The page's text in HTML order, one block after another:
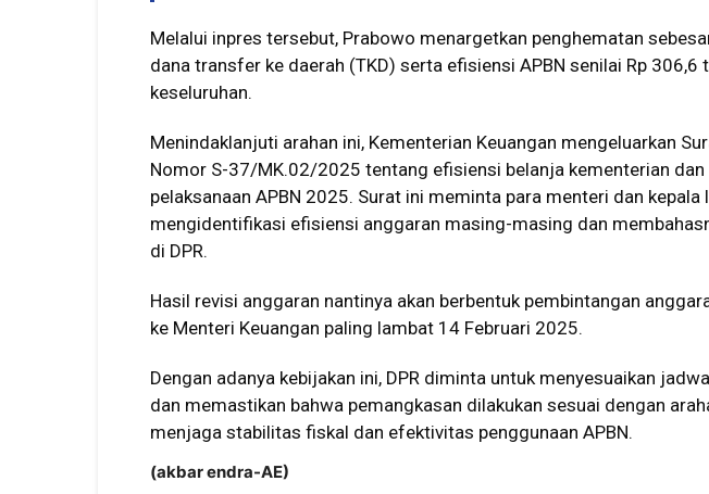
Melalui inpres tersebut, Prabowo menargetkan penghematan
dana transfer ke daerah (TKD) serta efisiensi APBN senilai Rp 306,6
keseluruhan.
Menindaklanjuti arahan ini, Kementerian Keuangan mengeluarkan
Nomor S-37/MK.02/2025 tentang efisiensi belanja kementerian dan
pelaksanaan APBN 2025. Surat ini meminta para menteri dan kepala
mengidentifikasi efisiensi anggaran masing-masing dan
di DPR.
Hasil revisi anggaran nantinya akan berbentuk pembintangan
ke Menteri Keuangan paling lambat 14 Februari 2025.
Dengan adanya kebijakan ini, DPR diminta untuk menyesuaikan
dan memastikan bahwa pemangkasan dilakukan sesuai dengan
menjaga stabilitas fiskal dan efektivitas penggunaan APBN.
(akbar endra-AE)